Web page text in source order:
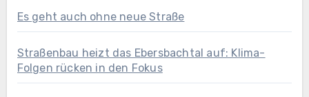
Es geht auch ohne neue Straße
Straßenbau heizt das Ebersbachtal auf: Klima-
Folgen rücken in den Fokus